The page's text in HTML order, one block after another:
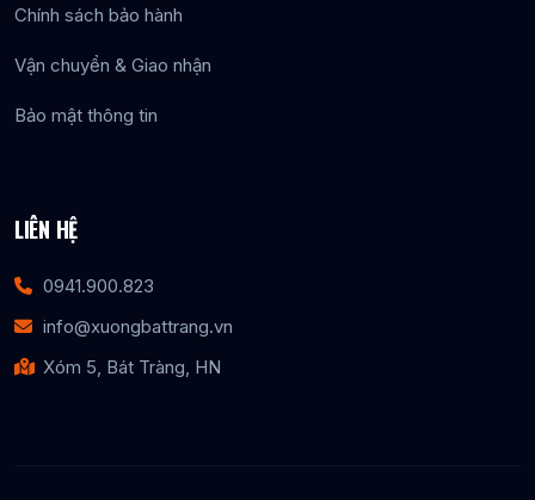
Chính sách bảo hành
Vận chuyển & Giao nhận
Bảo mật thông tin
LIÊN HỆ
0941.900.823
info@xuongbattrang.vn
Xóm 5, Bát Tràng, HN